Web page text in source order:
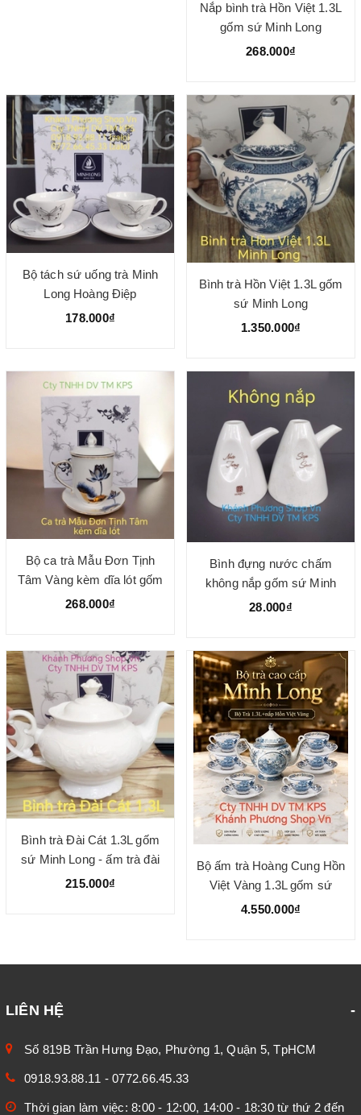
Nắp bình trà Hồn Việt 1.3L
gốm sứ Minh Long
268.000₫
Bộ tách sứ uống trà Minh
Long Hoàng Điệp
178.000₫
Bình trà Hồn Việt 1.3L gốm
sứ Minh Long
1.350.000₫
Bộ ca trà Mẫu Đơn Tịnh
Tâm Vàng kèm dĩa lót gốm
sứ Minh Long
268.000₫
Bình đựng nước chấm
không nắp gốm sứ Minh
Long
28.000₫
Bình trà Đài Cát 1.3L gốm
sứ Minh Long - ấm trà đài
cát minh long
215.000₫
Bộ ấm trà Hoàng Cung Hồn
Việt Vàng 1.3L gốm sứ
Minh Long
4.550.000₫
LIÊN HỆ
Số 819B Trần Hưng Đạo, Phường 1, Quận 5, TpHCM
0918.93.88.11 - 0772.66.45.33
Thời gian làm việc: 8:00 - 12:00, 14:00 - 18:30 từ thứ 2 đến